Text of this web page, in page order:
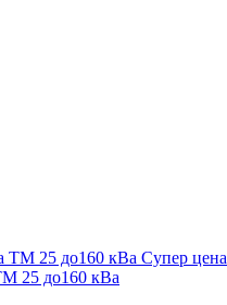
Супер цена
25 до160 кВа